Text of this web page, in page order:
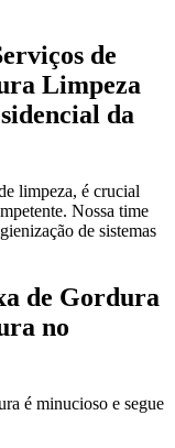
de
Limpeza
da
limpeza, é crucial
Nossa time
de sistemas
de Gordura
no
é minucioso e segue